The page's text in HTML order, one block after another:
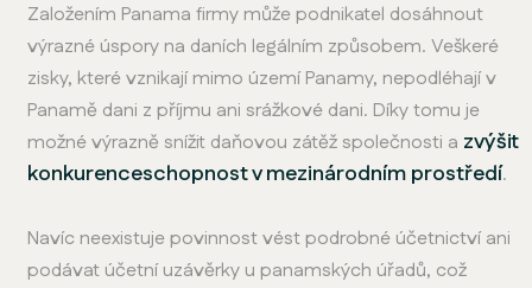
Založením Panama firmy může podnikatel dosáhnout
výrazné úspory na daních legálním způsobem. Veškeré
zisky, které vznikají mimo území Panamy, nepodléhají v
Panamě dani z příjmu ani srážkové dani. Díky tomu je
možné výrazně snížit daňovou zátěž společnosti a zvýšit
konkurenceschopnost v mezinárodním prostředí.
Navíc neexistuje povinnost vést podrobné účetnictví ani
podávat účetní uzávěrky u panamských úřadů, což